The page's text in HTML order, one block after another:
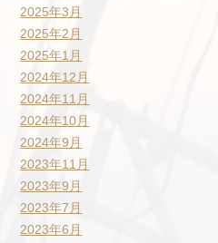
2025年3月
2025年2月
2025年1月
2024年12月
2024年11月
2024年10月
2024年9月
2023年11月
2023年9月
2023年7月
2023年6月